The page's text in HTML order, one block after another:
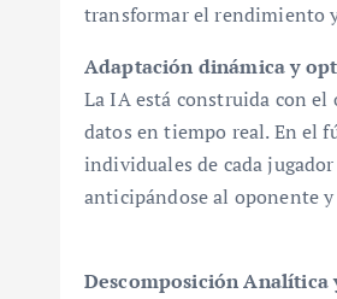
transformar el rendimiento
Adaptación dinámica y
La IA está construida con
datos en tiempo real. En el
individuales de cada
anticipándose al oponente
Descomposición Analítica